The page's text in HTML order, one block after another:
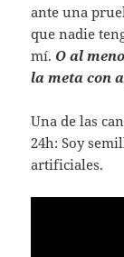
ante una
que nadie
mí. O al
la meta con
Una de las
24h: Soy
artificiales.